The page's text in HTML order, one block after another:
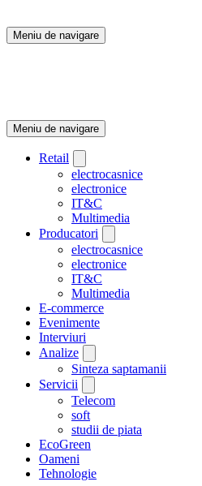
Meniu de navigare
Meniu de navigare
Retail
electrocasnice
electronice
IT&C
Multimedia
Producatori
electrocasnice
electronice
IT&C
Multimedia
E-commerce
Evenimente
Interviuri
Analize
Sinteza saptamanii
Servicii
Telecom
soft
studii de piata
EcoGreen
Oameni
Tehnologie